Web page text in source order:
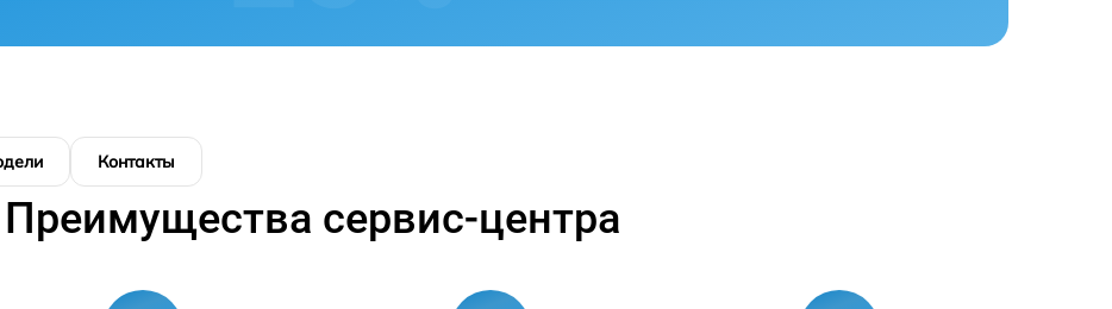
Контакты
Преимущества сервис-центра